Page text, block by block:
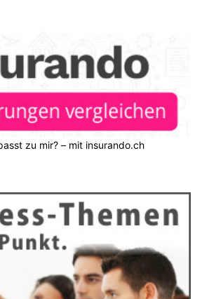
zu mir? – mit insurando.ch